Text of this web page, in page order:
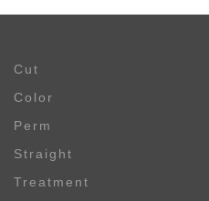
Cut
Color
Perm
Straight
Treatment